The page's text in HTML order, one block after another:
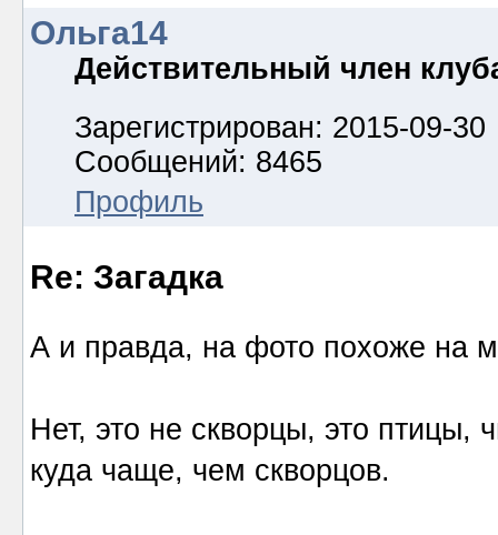
Ольга14
Действительный член
Зарегистрирован: 2015-09-30
Сообщений: 8465
Профиль
Re: Загадка
А и правда, на фото похоже на
Нет, это не скворцы, это птицы,
куда чаще, чем скворцов.